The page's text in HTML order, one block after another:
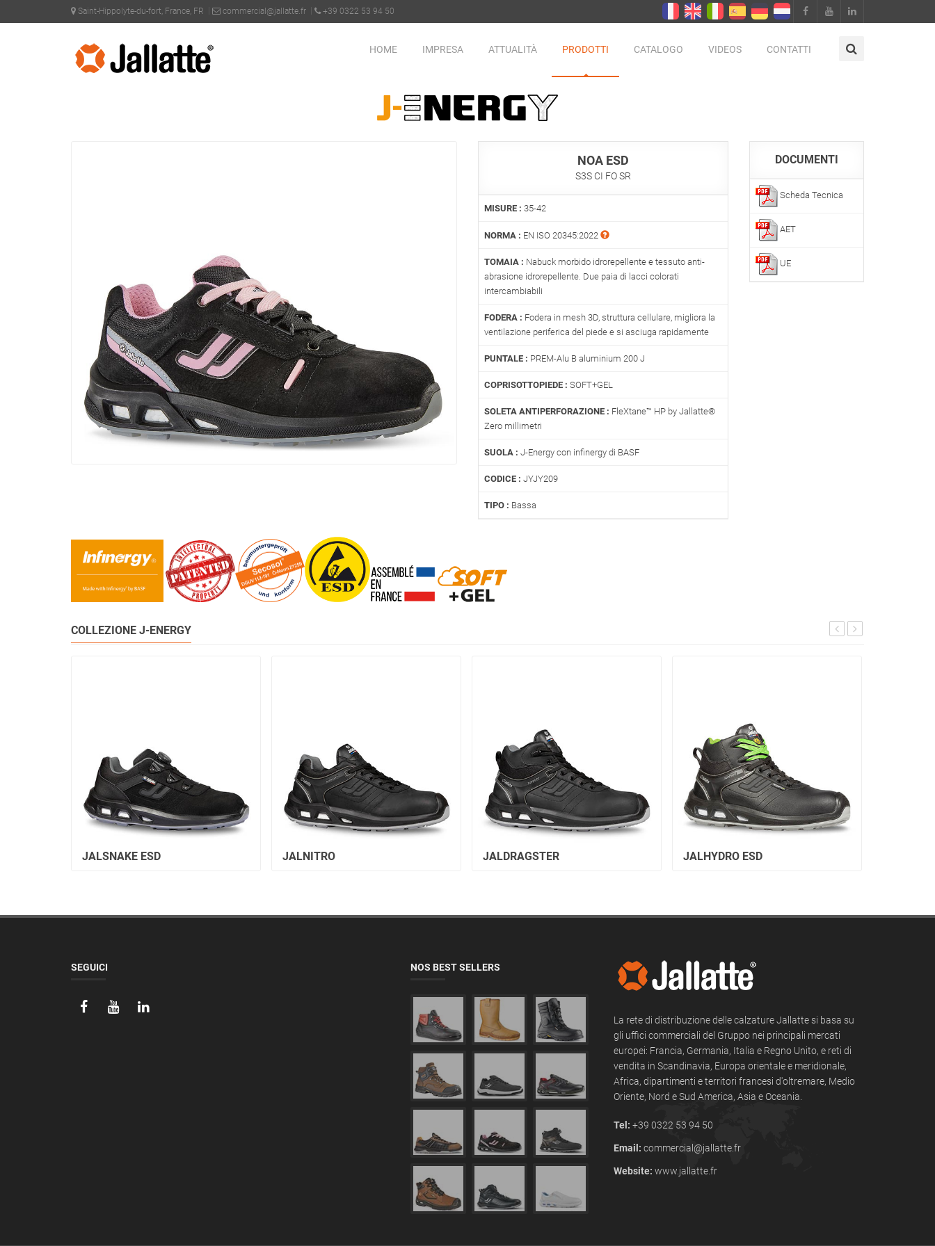
Saint-Hippolyte-du-fort, France, FR commercial@jallatte.fr +39 0322 53 94 50
HOME IMPRESA ATTUALITÀ PRODOTTI CATALOGO VIDEOS CONTATTI
PRODOTTI > COLLEZIONI > J-ENERGY
NOA ESD
S3S CI FO SR
MISURE : 35-42
NORMA : EN ISO 20345:2022
TOMAIA : Nabuck morbido idrorepellente e tessuto anti-
abrasione idrorepellente. Due paia di lacci colorati
intercambiabili
FODERA : Fodera in mesh 3D, struttura cellulare, migliora la
ventilazione periferica del piede e si asciuga rapidamente
PUNTALE : PREM-Alu B aluminium 200 J
COPRISOTTOPIEDE : SOFT+GEL
SOLETA ANTIPERFORAZIONE : FleXtane™ HP by Jallatte®
Zero millimetri
SUOLA : J-Energy con infinergy di BASF
CODICE : JYJY209
TIPO : Bassa
DOCUMENTI
Scheda Tecnica
AET
UE
COLLEZIONE J-ENERGY
JALSNAKE ESD JALNITRO JALDRAGSTER JALHYDRO ESD
SEGUICI NOS BEST SELLERS
La rete di distribuzione delle calzature Jallatte si basa su
gli uffici commerciali del Gruppo nei principali mercati
europei: Francia, Germania, Italia e Regno Unito, e reti di
vendita in Scandinavia, Europa orientale e meridionale,
Africa, dipartimenti e territori francesi d'oltremare, Medio
Oriente, Nord e Sud America, Asia e Oceania.
Tel: +39 0322 53 94 50
Email: commercial@jallatte.fr
Website: www.jallatte.fr